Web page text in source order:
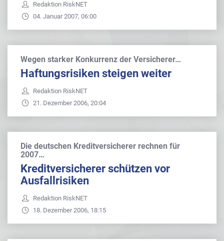
Redaktion RiskNET
04. Januar 2007, 06:00
Wegen starker Konkurrenz der Versicherer…
Haftungsrisiken steigen weiter
Redaktion RiskNET
21. Dezember 2006, 20:04
Die deutschen Kreditversicherer rechnen für
2007…
Kreditversicherer schützen vor
Ausfallrisiken
Redaktion RiskNET
18. Dezember 2006, 18:15